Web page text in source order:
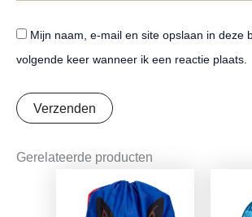
Mijn naam, e-mail en site opslaan in deze
volgende keer wanneer ik een reactie plaats.
Gerelateerde producten